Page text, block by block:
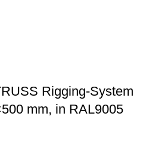
Rigging-System
mm, in RAL9005